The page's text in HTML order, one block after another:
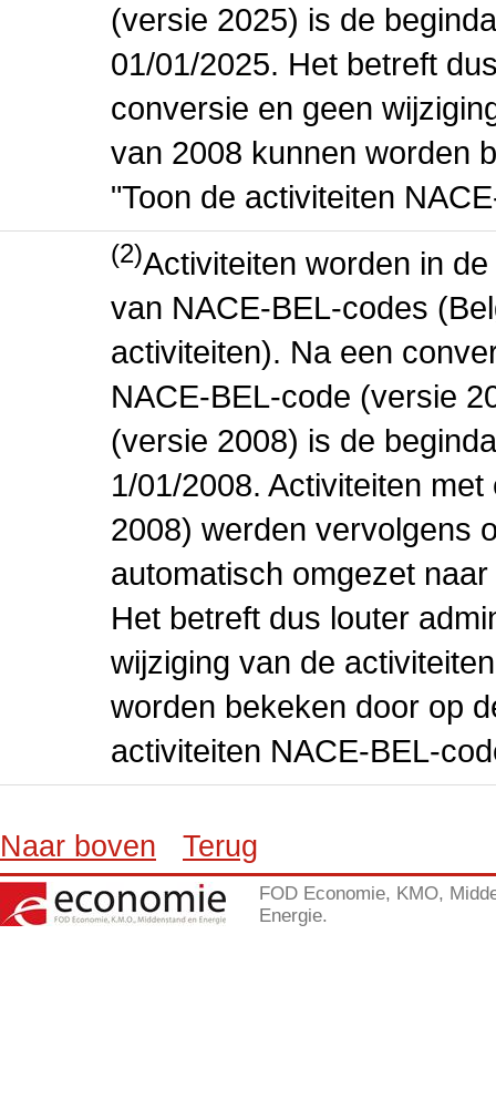
(versie 2025) is de
01/01/2025. Het betreft
conversie en geen
van 2008 kunnen worden
"Toon de activiteiten
(2)Activiteiten worden in
van NACE-BEL-codes
activiteiten). Na een
NACE-BEL-code (versie
(versie 2008) is de
1/01/2008. Activiteiten
2008) werden vervolgens
automatisch omgezet
Het betreft dus louter
wijziging van de
worden bekeken door op
activiteiten NACE-BEL-
Naar boven Terug
FOD Economie, KMO,
Energie.